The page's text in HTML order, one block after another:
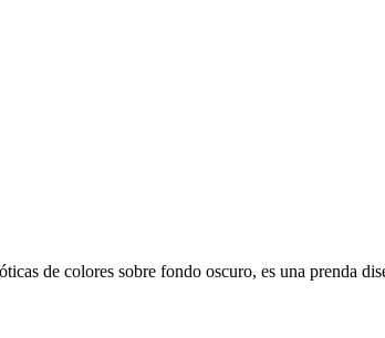
de colores sobre fondo oscuro, es una prenda